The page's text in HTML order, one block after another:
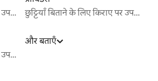
छुट्टियाँ बिताने के लिए किराए पर उपलब्ध जगहें
छुट्टियाँ बिताने के लिए किराए पर उपलब्ध जगहें
छुट्टियाँ बिताने के लिए किराए पर उपलब्ध जगहें
और बताएँ